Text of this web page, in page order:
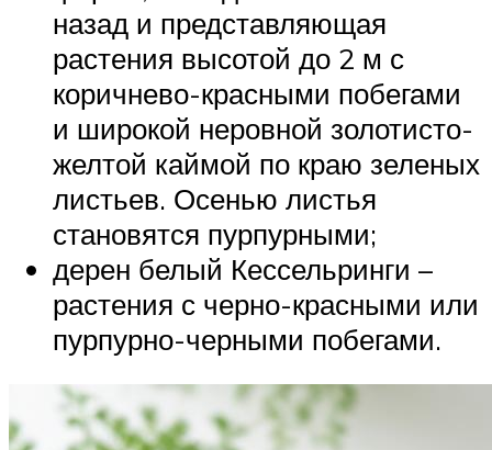
назад и представляющая
растения высотой до 2 м с
коричнево-красными побегами
и широкой неровной золотисто-
желтой каймой по краю зеленых
листьев. Осенью листья
становятся пурпурными;
дерен белый Кессельринги –
растения с черно-красными или
пурпурно-черными побегами.